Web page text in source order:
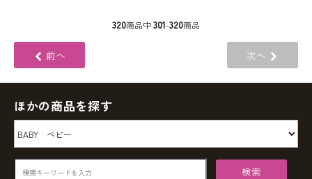
320商品中301-320商品
前へ 次へ
ほかの商品を探す
検索